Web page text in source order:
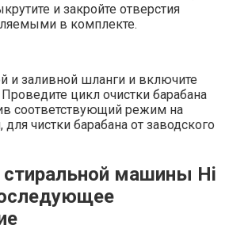
и закройте отверстия
в комплекте.
и заливной шланги и включите
цикл очистки барабана
соответствующий режим на
чистки барабана от заводского
машины Hi